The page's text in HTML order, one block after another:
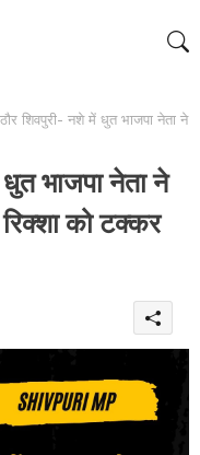
शिवपुरी- नशे में धुत भाजपा नेता ने
भाजपा नेता ने
को टक्कर